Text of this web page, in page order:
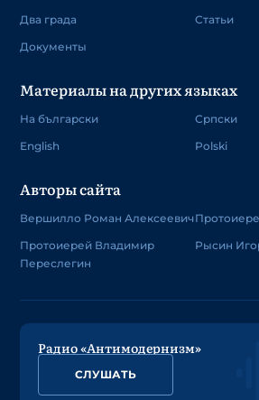
Два града
Документы
Статьи
Материалы на других языках
На български
English
Српски
Polski
Авторы сайта
Вершилло Роман Алексеевич
Протоиерей Владимир
Переслегин
Рысин
Радио «Антимодернизм»
СЛУШАТЬ